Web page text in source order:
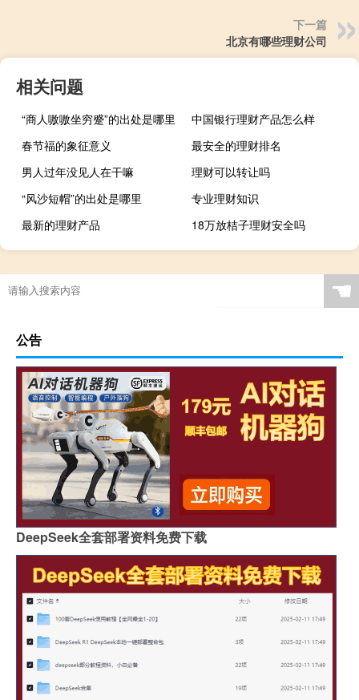
下一篇
北京有哪些理财公司
相关问题
“商人嗷嗷坐穷蹙”的出处是哪里
中国银行理财产品怎么样
春节福的象征意义
最安全的理财排名
男人过年没见人在干嘛
理财可以转让吗
“风沙短帽”的出处是哪里
专业理财知识
最新的理财产品
18万放桔子理财安全吗
☚
公告
DeepSeek全套部署资料免费下载